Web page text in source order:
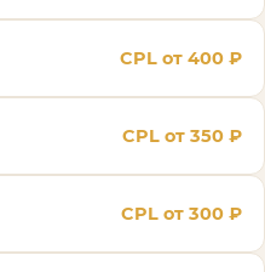
CPL от400 ₽
CPL от350 ₽
CPL от300 ₽